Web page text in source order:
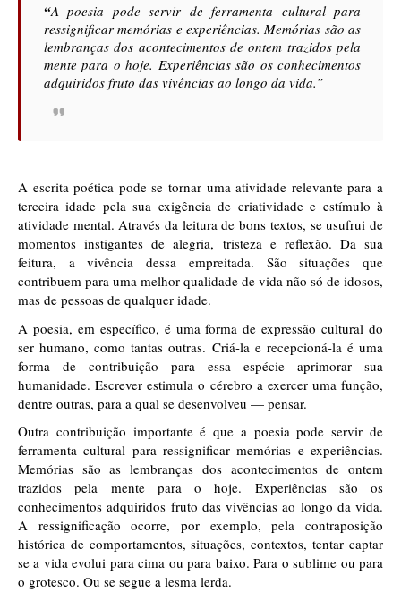
“A poesia pode servir de ferramenta cultural para
ressignificar memórias e experiências. Memórias são as
lembranças dos acontecimentos de ontem trazidos pela
mente para o hoje. Experiências são os conhecimentos
adquiridos fruto das vivências ao longo da vida.”
A escrita poética pode se tornar uma atividade relevante para a
terceira idade pela sua exigência de criatividade e estímulo à
atividade mental. Através da leitura de bons textos, se usufrui de
momentos instigantes de alegria, tristeza e reflexão. Da sua
feitura, a vivência dessa empreitada. São situações que
contribuem para uma melhor qualidade de vida não só de idosos,
mas de pessoas de qualquer idade.
A poesia, em específico, é uma forma de expressão cultural do
ser humano, como tantas outras. Criá-la e recepcioná-la é uma
forma de contribuição para essa espécie aprimorar sua
humanidade. Escrever estimula o cérebro a exercer uma função,
dentre outras, para a qual se desenvolveu — pensar.
Outra contribuição importante é que a poesia pode servir de
ferramenta cultural para ressignificar memórias e experiências.
Memórias são as lembranças dos acontecimentos de ontem
trazidos pela mente para o hoje. Experiências são os
conhecimentos adquiridos fruto das vivências ao longo da vida.
A ressignificação ocorre, por exemplo, pela contraposição
histórica de comportamentos, situações, contextos, tentar captar
se a vida evolui para cima ou para baixo. Para o sublime ou para
o grotesco. Ou se segue a lesma lerda.